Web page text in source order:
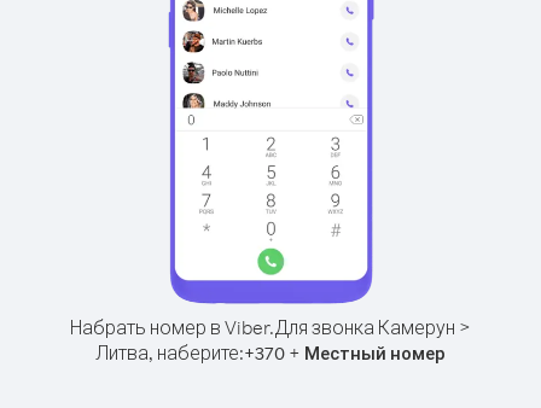
Набрать номер в Viber.Для звонка Камерун >
Литва, наберите:+370 + Местный номер